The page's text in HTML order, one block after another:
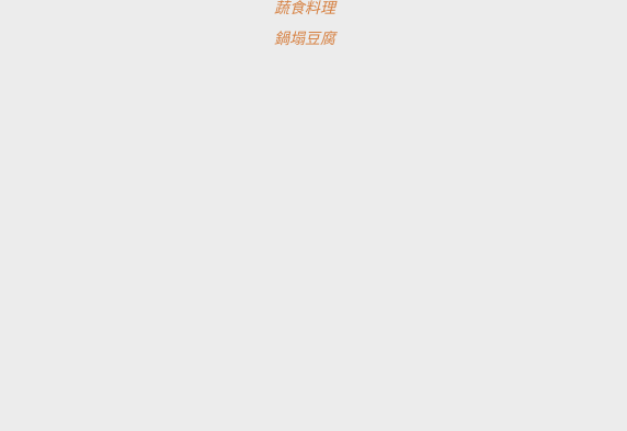
蔬食料理
鍋塌豆腐